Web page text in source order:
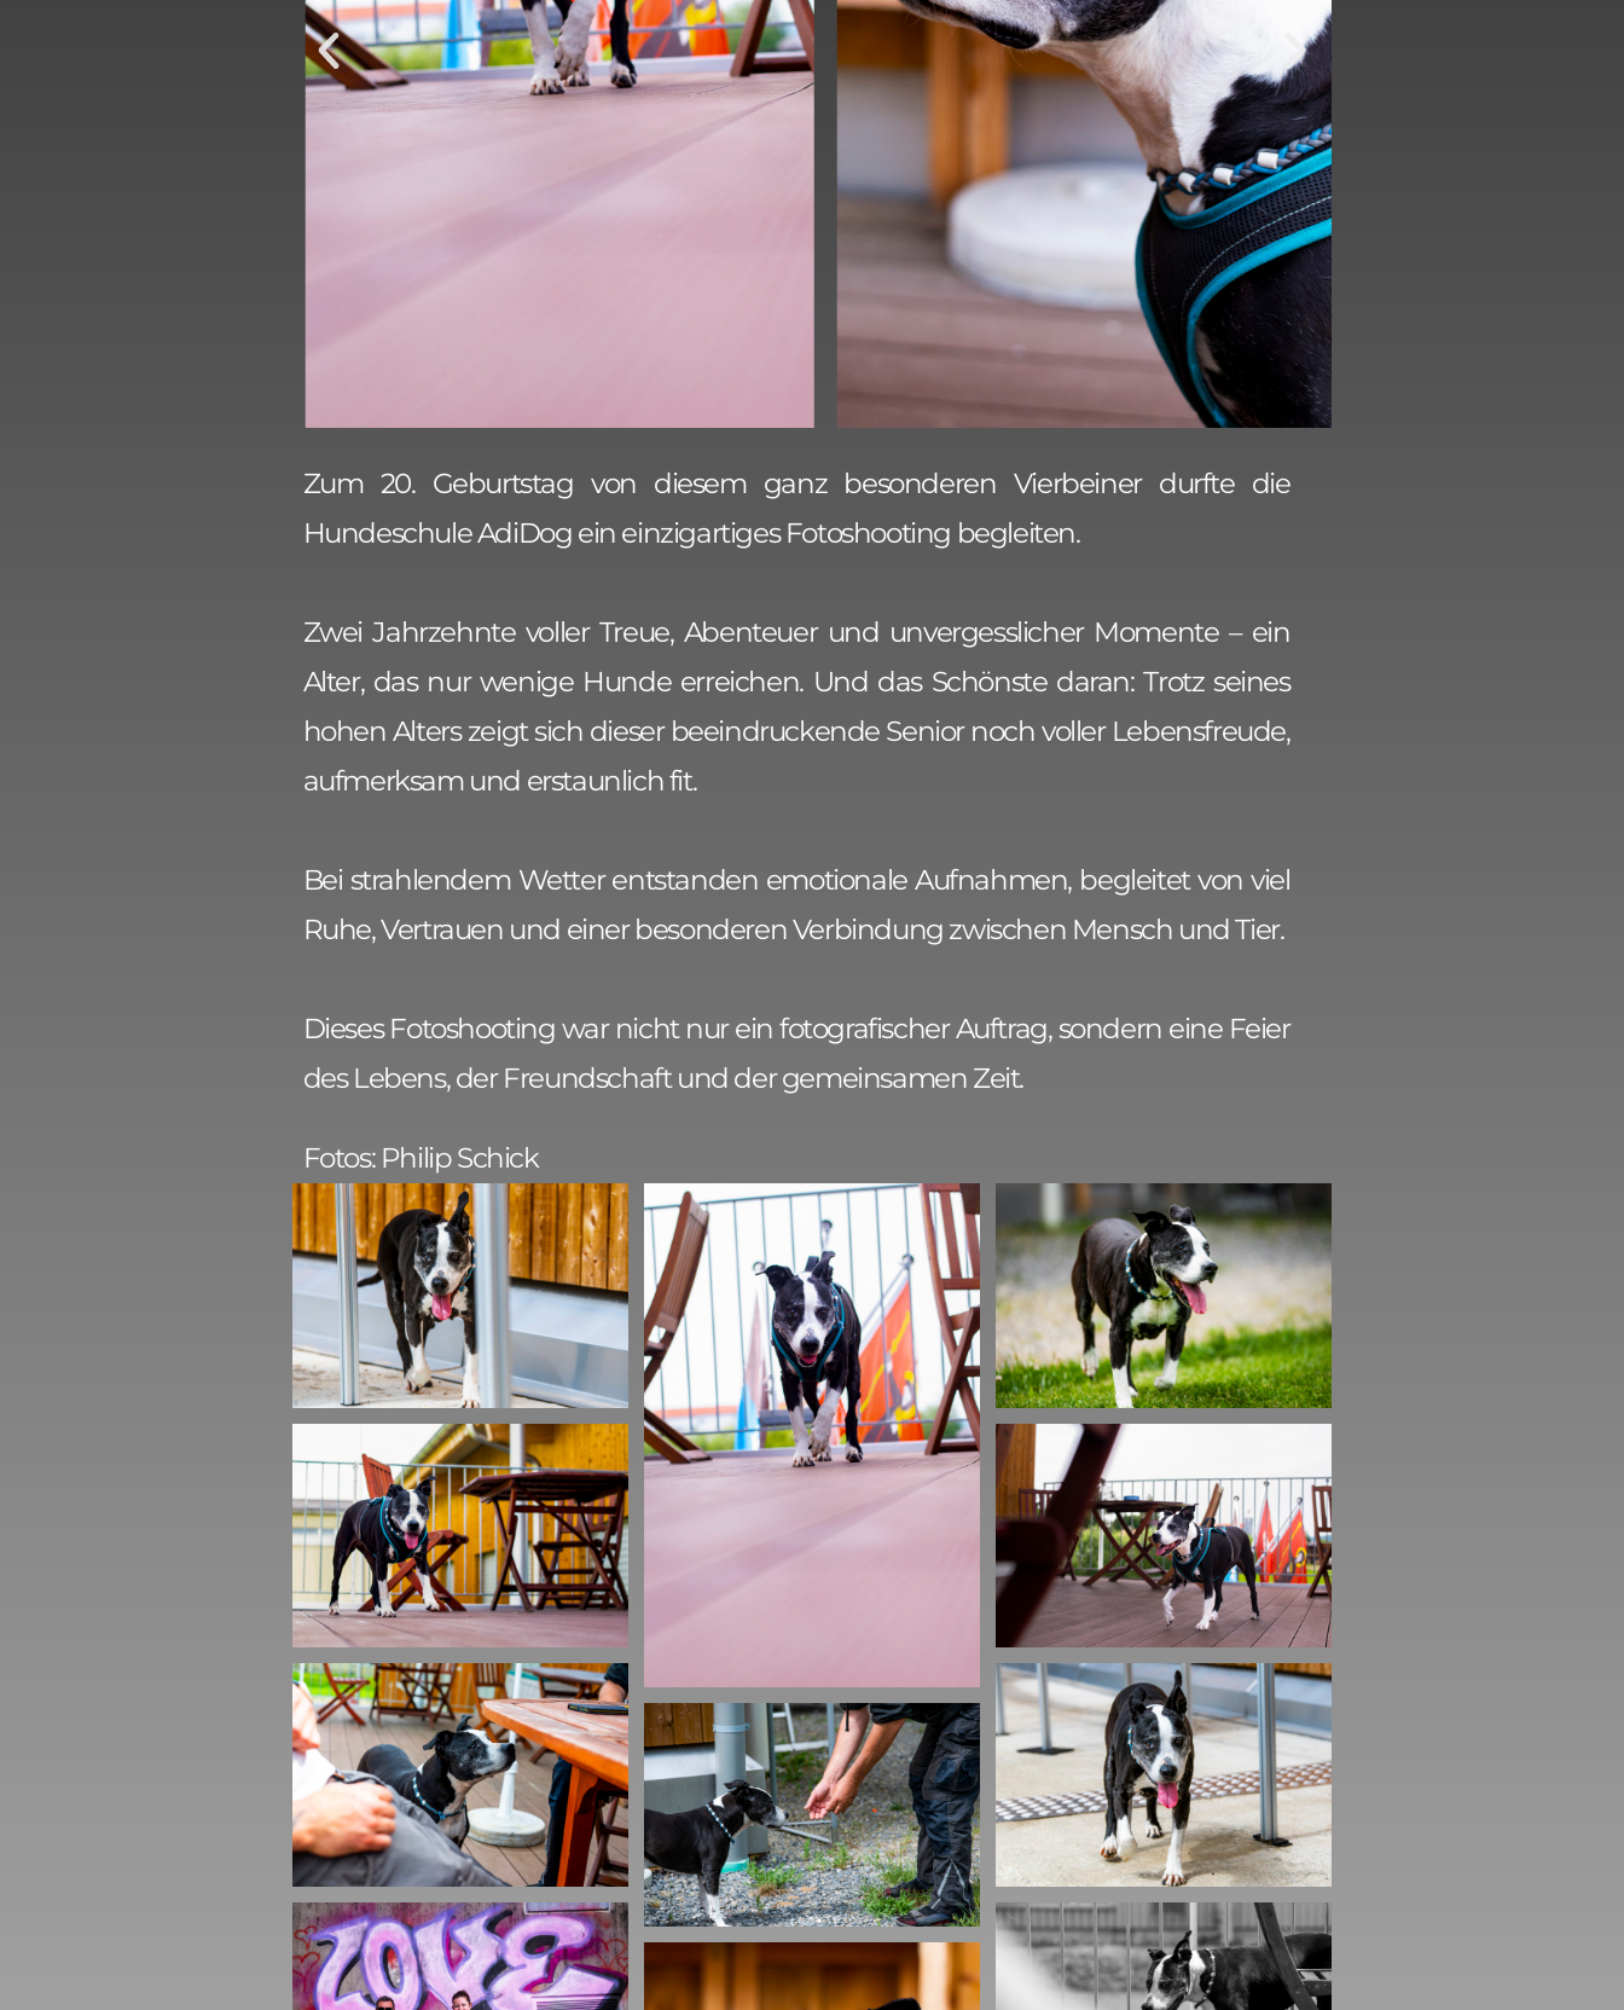
Zum 20. Geburtstag von diesem ganz besonderen Vierbeiner durfte die
Hundeschule AdiDog ein einzigartiges Fotoshooting begleiten.
Zwei Jahrzehnte voller Treue, Abenteuer und unvergesslicher Momente – ein
Alter, das nur wenige Hunde erreichen. Und das Schönste daran: Trotz seines
hohen Alters zeigt sich dieser beeindruckende Senior noch voller Lebensfreude,
aufmerksam und erstaunlich fit.
Bei strahlendem Wetter entstanden emotionale Aufnahmen, begleitet von viel
Ruhe, Vertrauen und einer besonderen Verbindung zwischen Mensch und Tier.
Dieses Fotoshooting war nicht nur ein fotografischer Auftrag, sondern eine Feier
des Lebens, der Freundschaft und der gemeinsamen Zeit.
Fotos: Philip Schick